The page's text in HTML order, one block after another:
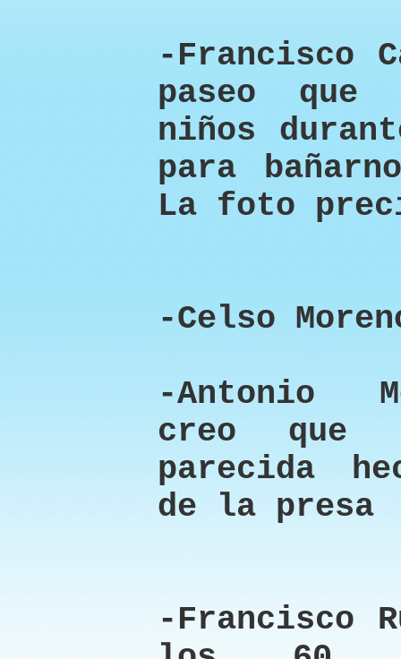
-Francisco
paseo que
niños
para
La foto
-Celso
-Antonio
creo que
parecida
de la presa
-Francisco